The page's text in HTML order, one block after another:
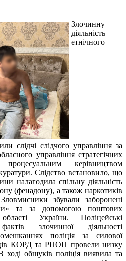
Злочинну
діяльність
етнічного
слідчі слідчого управління за
управління стратегічних
керівництвом
Слідство встановило, що
налагодила спільну діяльність
(фенадону), а також наркотиків
збували заборонені
та за допомогою поштових
України. Поліцейські
злочинної діяльності
поліція за силової
КОРД та РПОП провели низку
ході обшуків поліція виявила та